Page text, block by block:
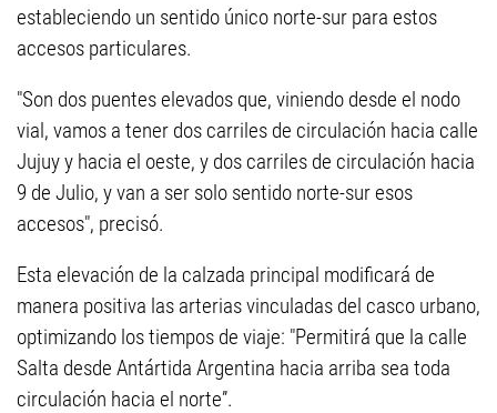
estableciendo un sentido único norte-sur para estos
accesos particulares.
"Son dos puentes elevados que, viniendo desde el nodo
vial, vamos a tener dos carriles de circulación hacia calle
Jujuy y hacia el oeste, y dos carriles de circulación hacia
9 de Julio, y van a ser solo sentido norte-sur esos
accesos", precisó.
Esta elevación de la calzada principal modificará de
manera positiva las arterias vinculadas del casco urbano,
optimizando los tiempos de viaje: "Permitirá que la calle
Salta desde Antártida Argentina hacia arriba sea toda
circulación hacia el norte”.